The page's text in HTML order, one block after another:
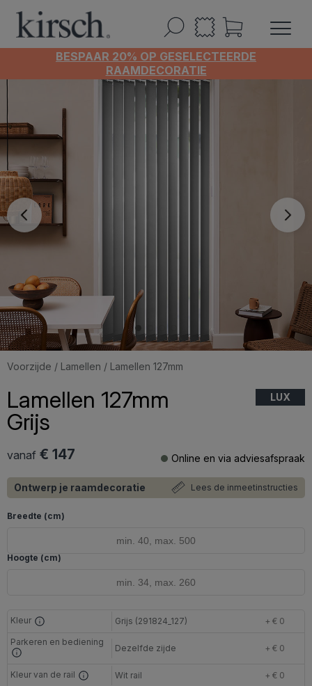
BESPAAR 20% OP GESELECTEERDE
RAAMDECORATIE
Voorzijde / Lamellen / Lamellen 127mm
Lamellen 127mm
Grijs
LUX
vanaf € 147 Online en via adviesafspraak
Ontwerp je raamdecoratie Lees de inmeetinstructies
Breedte (cm)
Hoogte (cm)
Kleur Grijs (291824_127)
+ € 0
Parkeren en bediening
Dezelfde zijde + € 0
Kleur van de rail Wit rail + € 0